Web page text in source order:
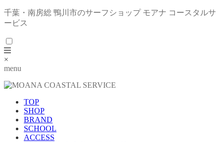
千葉・南房総 鴨川市のサーフショップ モアナ コースタルサ
ービス
×
menu
TOP
SHOP
BRAND
SCHOOL
ACCESS